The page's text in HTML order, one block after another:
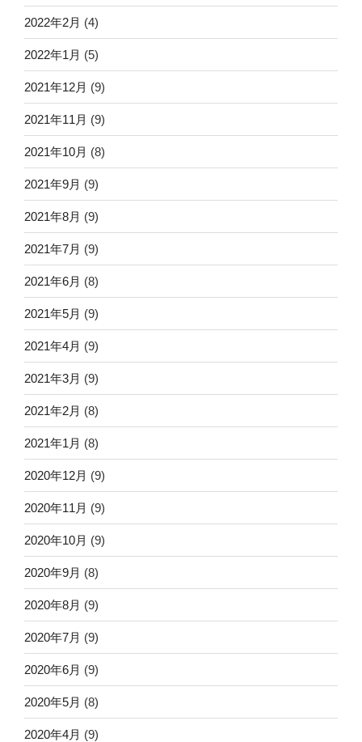
2022年2月 (4)
2022年1月 (5)
2021年12月 (9)
2021年11月 (9)
2021年10月 (8)
2021年9月 (9)
2021年8月 (9)
2021年7月 (9)
2021年6月 (8)
2021年5月 (9)
2021年4月 (9)
2021年3月 (9)
2021年2月 (8)
2021年1月 (8)
2020年12月 (9)
2020年11月 (9)
2020年10月 (9)
2020年9月 (8)
2020年8月 (9)
2020年7月 (9)
2020年6月 (9)
2020年5月 (8)
2020年4月 (9)